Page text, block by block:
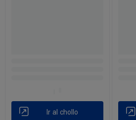
Ir al chollo